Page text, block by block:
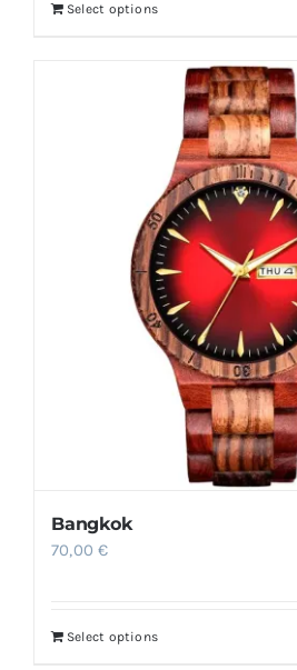
Select options
Bangkok
70,00€
Select options